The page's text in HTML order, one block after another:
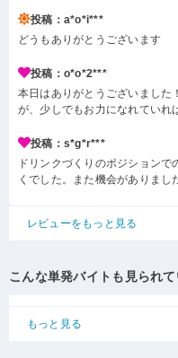
投稿：a*o*i***
どうもありがとうございます
投稿：o*o*2***
本日はありがとうございました
が、少しでもお力になれていれ
投稿：s*g*r***
ドリンクづくりのポジション
くでした。また機会がありまし
レビューをもっと見る
こんな単発バイトも見られ
もっと見る